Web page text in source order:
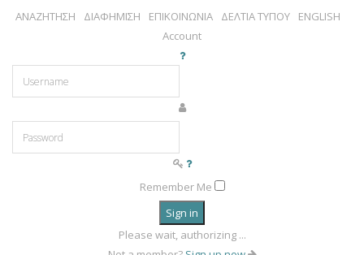
ΑΝΑΖΗΤΗΣΗ ΔΙΑΦΗΜΙΣΗ ΕΠΙΚΟΙΝΩΝΙΑ ΔΕΛΤΙΑ ΤΥΠΟΥ
ENGLISH
Account
Remember Me
Sign in
Please wait, authorizing ...